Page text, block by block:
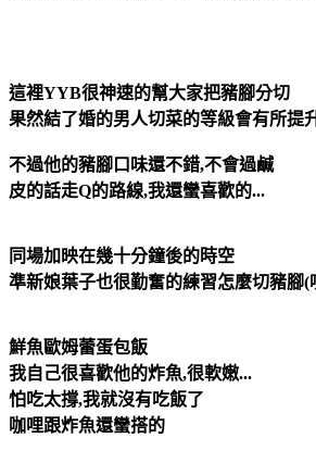
這裡YYB很神速的幫大家把豬腳分切
果然結了婚的男人切菜的等級會有所提
不過他的豬腳口味還不錯,不會過鹹
皮的話走Q的路線,我還蠻喜歡的...
同場加映在幾十分鐘後的時空
準新娘葉子也很勤奮的練習怎麼切豬腳(
鮮魚歐姆蕾蛋包飯
我自己很喜歡他的炸魚,很軟嫩...
怕吃太撐,我就沒有吃飯了
咖哩跟炸魚還蠻搭的